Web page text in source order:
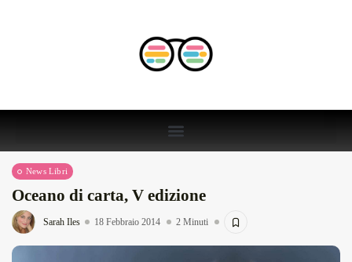
News Libri
Oceano di carta, V edizione
Sarah Iles 18 Febbraio 2014 2 Minuti